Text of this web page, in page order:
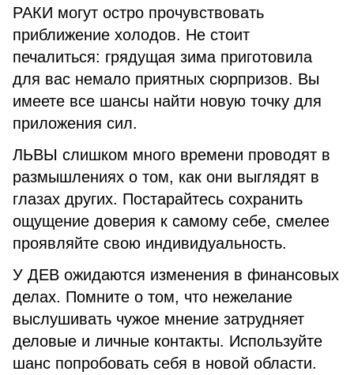
РАКИ могут остро прочувствовать
приближение холодов. Не стоит
печалиться: грядущая зима приготовила
для вас немало приятных сюрпризов. Вы
имеете все шансы найти новую точку для
приложения сил.
ЛЬВЫ слишком много времени проводят в
размышлениях о том, как они выглядят в
глазах других. Постарайтесь сохранить
ощущение доверия к самому себе, смелее
проявляйте свою индивидуальность.
У ДЕВ ожидаются изменения в финансовых
делах. Помните о том, что нежелание
выслушивать чужое мнение затрудняет
деловые и личные контакты. Используйте
шанс попробовать себя в новой области.